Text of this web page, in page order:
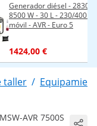
Generador diésel - 2830 /
8500 W - 30 L - 230/400 V -
móvil - AVR - Euro 5
1424,00 €
taller /
MSW-AVR 7500S